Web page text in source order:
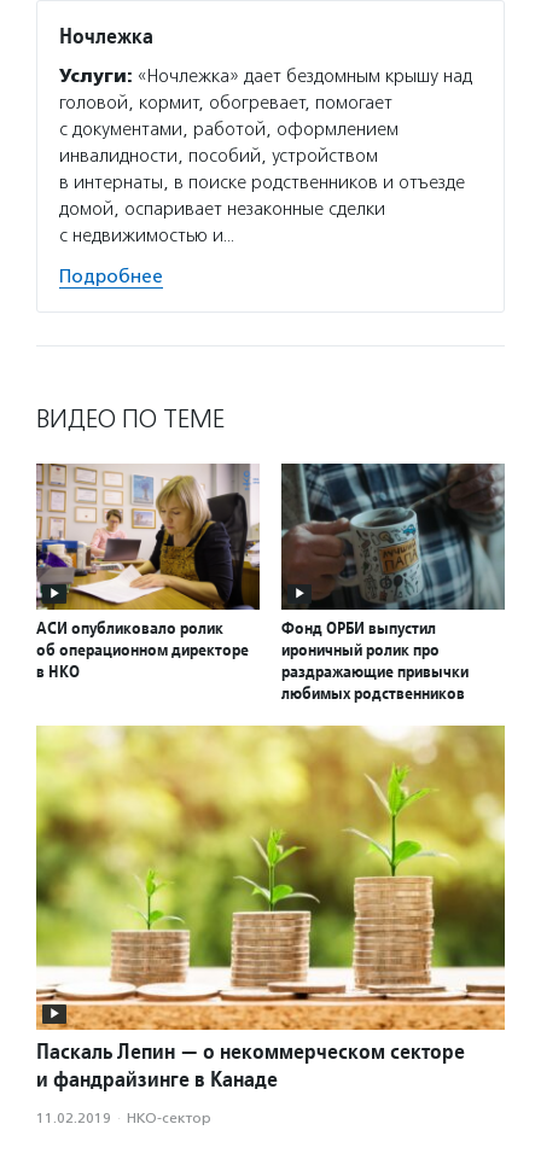
Ночлежка
Услуги: «Ночлежка» дает бездомным крышу над
головой, кормит, обогревает, помогает
с документами, работой, оформлением
инвалидности, пособий, устройством
в интернаты, в поиске родственников и отъезде
домой, оспаривает незаконные сделки
с недвижимостью и…
Подробнее
ВИДЕО ПО ТЕМЕ
АСИ опубликовало ролик
об операционном директоре
в НКО
Фонд ОРБИ выпустил
ироничный ролик про
раздражающие привычки
любимых родственников
Паскаль Лепин — о некоммерческом секторе
и фандрайзинге в Канаде
11.02.2019 · НКО-сектор